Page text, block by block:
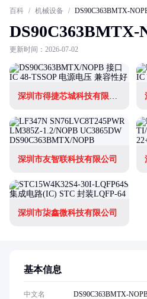
百科 / 机械设备 / DS90C363BMTX-
DS90C363BMTX-
更新时间：2026-07-02
深圳市得捷芯城科技有限公司
深圳市友智联科技有限公司
深圳市柒鑫微科技有限公司
基本信息
中文名
DS90C363BMTX-